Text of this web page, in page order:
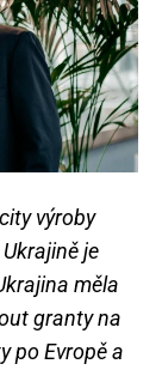
výroby
je
měla
granty na
po Evropě a